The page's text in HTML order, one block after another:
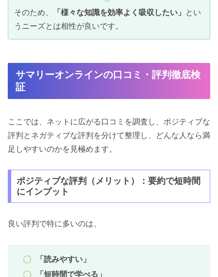
そのため、 「様々な知識を効率よく吸収したい」
とい
うニーズとは相性が良いです。
サマリーオンラインの口コミ・評判徹底検
証
ここでは、ネットに広がる口コミを調査し、ポジティブな
評判とネガティブな評判を分けて整理し、どんな人なら満
足しやすいのかを見極めます。
ポジティブな評判（メリット）：要約で短時間
にインプット
良い評判で特に多いのは、
「読みやすい」
「短時間で学べる」